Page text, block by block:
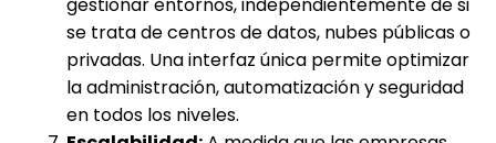
gestionar entornos, independientemente de si
se trata de centros de datos, nubes públicas o
privadas. Una interfaz única permite optimizar
la administración, automatización y seguridad
en todos los niveles.